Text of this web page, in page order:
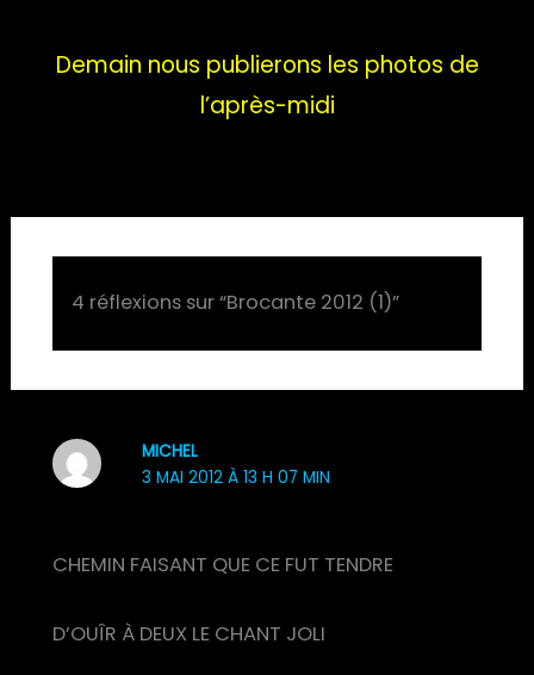
Demain nous publierons les photos de
l’après-midi
4 réflexions sur “Brocante 2012 (1)”
MICHEL
3 MAI 2012 À 13 H 07 MIN
CHEMIN FAISANT QUE CE FUT TENDRE
D’OUÎR À DEUX LE CHANT JOLI